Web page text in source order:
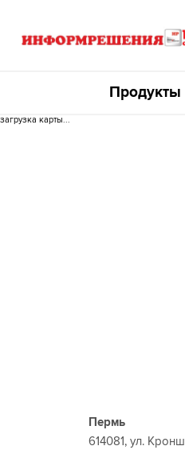
Продукты
загрузка карты...
Пермь
614081, ул.